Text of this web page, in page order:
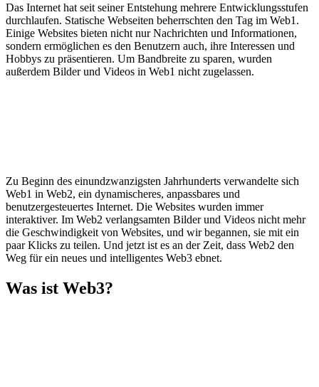
Das Internet hat seit seiner Entstehung mehrere Entwicklungsstufen
durchlaufen. Statische Webseiten beherrschten den Tag im Web1.
Einige Websites bieten nicht nur Nachrichten und Informationen,
sondern ermöglichen es den Benutzern auch, ihre Interessen und
Hobbys zu präsentieren. Um Bandbreite zu sparen, wurden
außerdem Bilder und Videos in Web1 nicht zugelassen.
Zu Beginn des einundzwanzigsten Jahrhunderts verwandelte sich
Web1 in Web2, ein dynamischeres, anpassbares und
benutzergesteuertes Internet. Die Websites wurden immer
interaktiver. Im Web2 verlangsamten Bilder und Videos nicht mehr
die Geschwindigkeit von Websites, und wir begannen, sie mit ein
paar Klicks zu teilen. Und jetzt ist es an der Zeit, dass Web2 den
Weg für ein neues und intelligentes Web3 ebnet.
Was ist Web3?